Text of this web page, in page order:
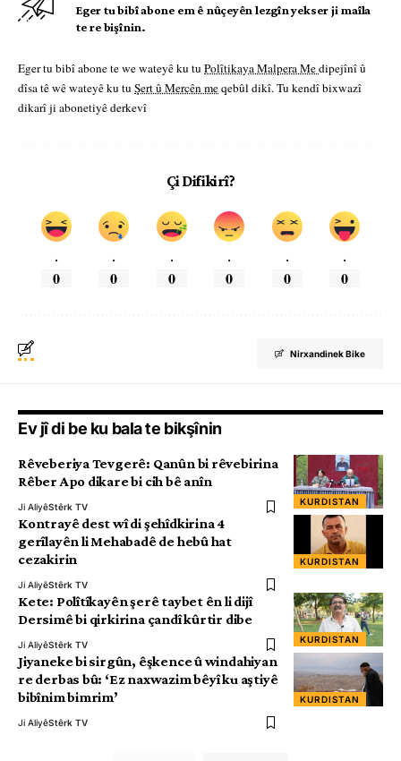
Eger tu bibî abone em ê nûçeyên lezgîn yekser ji maîla
te re bişînin.
Eger tu bibî abone te we wateyê ku tu Polîtikaya Malpera Medipejînî û
dîsa tê wê wateyê ku tu Şert û Mercên meqebûl dikî. Tu kendî bixwazî
dikarî ji abonetiyê derkevî
Çi Difikirî?
.
0
.
0
.
0
.
0
.
0
.
0
Nirxandinek Bike
Ev jî di be ku bala te bikşînin
KURDISTAN
Rêveberiya Tevgerê: Qanûn bi rêvebirina
Rêber Apo dikare bi cih bê anîn
Ji AliyêStêrk TV
KURDISTAN
Kontrayê dest wî di şehîdkirina 4
gerîlayên li Mehabadê de hebû hat
cezakirin
Ji AliyêStêrk TV
KURDISTAN
Kete: Polîtîkayên şerê taybet ên li dijî
Dersimê bi qirkirina çandî kûrtir dibe
Ji AliyêStêrk TV
KURDISTAN
Jiyaneke bi sirgûn, êşkence û windahiyan
re derbas bû: ‘Ez naxwazim bêyî ku aştiyê
bibînim bimrim’
Ji AliyêStêrk TV